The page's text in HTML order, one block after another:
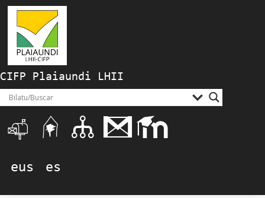
CIFP Plaiaundi LHII
eus es